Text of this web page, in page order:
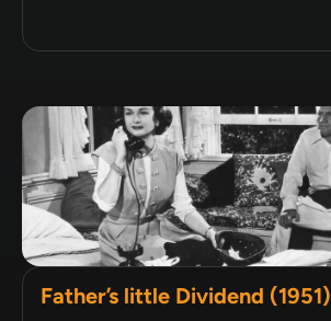
Father’s little Dividend (1951)